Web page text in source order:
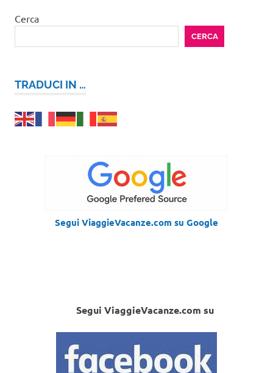
Cerca
CERCA
TRADUCI IN …
Segui ViaggieVacanze.com su Google
Segui ViaggieVacanze.com su